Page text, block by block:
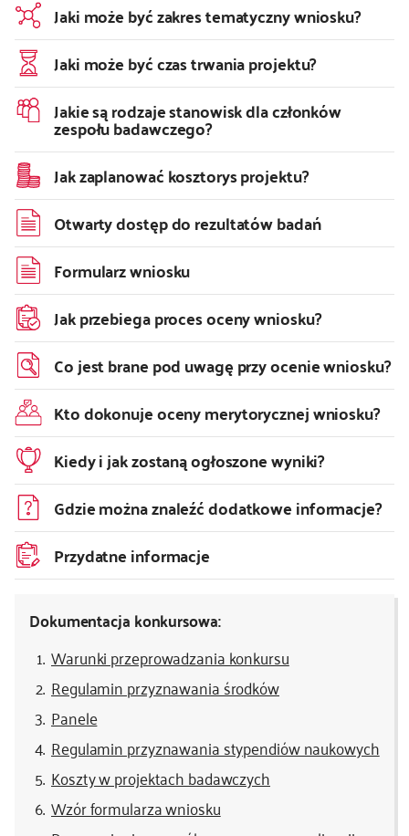
Jaki może być zakres tematyczny wniosku?
Jaki może być czas trwania projektu?
Jakie są rodzaje stanowisk dla członków
zespołu badawczego?
Jak zaplanować kosztorys projektu?
Otwarty dostęp do rezultatów badań
Formularz wniosku
Jak przebiega proces oceny wniosku?
Co jest brane pod uwagę przy ocenie wniosku?
Kto dokonuje oceny merytorycznej wniosku?
Kiedy i jak zostaną ogłoszone wyniki?
Gdzie można znaleźć dodatkowe informacje?
Przydatne informacje
Dokumentacja konkursowa:
Warunki przeprowadzania konkursu
Regulamin przyznawania środków
Panele
Regulamin przyznawania stypendiów naukowych
Koszty w projektach badawczych
Wzór formularza wniosku